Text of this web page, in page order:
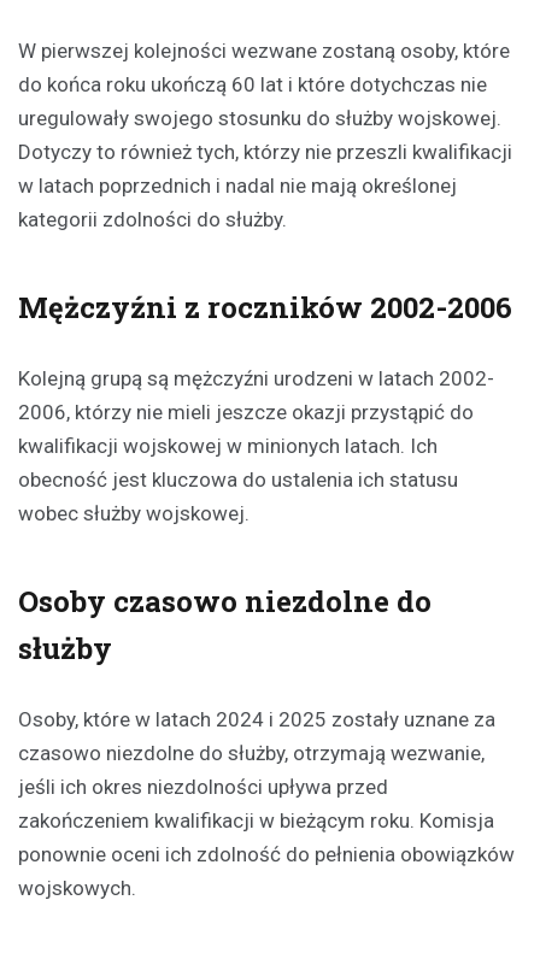
W pierwszej kolejności wezwane zostaną osoby, które
do końca roku ukończą 60 lat i które dotychczas nie
uregulowały swojego stosunku do służby wojskowej.
Dotyczy to również tych, którzy nie przeszli kwalifikacji
w latach poprzednich i nadal nie mają określonej
kategorii zdolności do służby.
Mężczyźni z roczników 2002-2006
Kolejną grupą są mężczyźni urodzeni w latach 2002-
2006, którzy nie mieli jeszcze okazji przystąpić do
kwalifikacji wojskowej w minionych latach. Ich
obecność jest kluczowa do ustalenia ich statusu
wobec służby wojskowej.
Osoby czasowo niezdolne do
służby
Osoby, które w latach 2024 i 2025 zostały uznane za
czasowo niezdolne do służby, otrzymają wezwanie,
jeśli ich okres niezdolności upływa przed
zakończeniem kwalifikacji w bieżącym roku. Komisja
ponownie oceni ich zdolność do pełnienia obowiązków
wojskowych.